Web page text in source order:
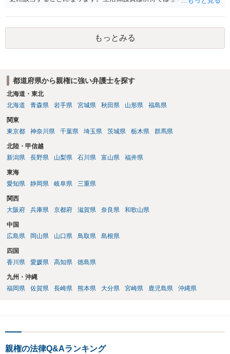
支払った場合に返還請求権が認められたり役所から何らかのペナルテ
ィが課されたりするわけではなく、「残りのお金で自己責任で生活せ
よ」ということになるので、生活保護を受給することになった時はす
みやかに合意のための話し合いあるいは調停申立てをすべきでしょ
もっとみる
都道府県から親権に強い弁護士を探す
北海道・東北
北海道
青森県 岩手県 宮城県 秋田県 山形県 福島県
関東
東京都
神奈川県 千葉県 埼玉県 茨城県 栃木県 群馬県
北陸・甲信越
新潟県
長野県 山梨県 石川県 富山県 福井県
東海
愛知県
静岡県 岐阜県 三重県
関西
大阪府
兵庫県 京都府 滋賀県 奈良県 和歌山県
中国
広島県
岡山県 山口県 鳥取県 島根県
四国
香川県
愛媛県 高知県 徳島県
九州・沖縄
福岡県
佐賀県 長崎県 熊本県 大分県 宮崎県 鹿児島県 沖縄県
親権の法律Q&Aランキング